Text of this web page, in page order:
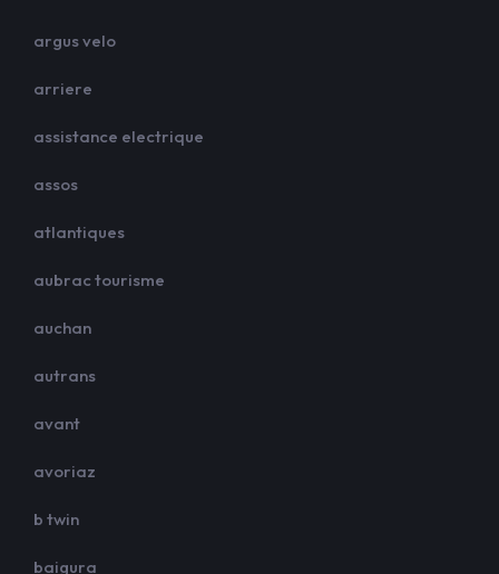
argus velo
arriere
assistance electrique
assos
atlantiques
aubrac tourisme
auchan
autrans
avant
avoriaz
b twin
baigura